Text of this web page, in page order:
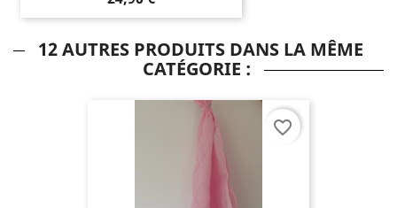
12 AUTRES PRODUITS DANS LA MÊME
CATÉGORIE :
favorite_border